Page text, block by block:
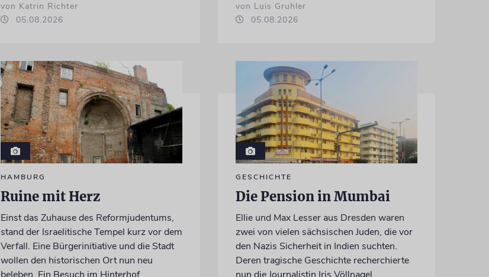
von Katrin Richter
05.08.2026
von Luis Gruhler
05.08.2026
HAMBURG
Ruine mit Herz
Einst das Zuhause des Reformjudentums,
stand der Israelitische Tempel kurz vor dem
Verfall. Eine Bürgerinitiative und die Stadt
wollen den historischen Ort nun neu
GESCHICHTE
Die Pension in Mumbai
Ellie und Max Lesser aus Dresden waren
zwei von vielen sächsischen Juden, die vor
den Nazis Sicherheit in Indien suchten.
Deren tragische Geschichte recherchierte